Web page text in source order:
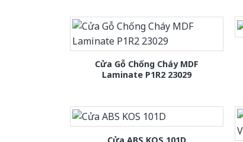
Cửa Gỗ Chống Cháy MDF
Laminate P1R2 23029